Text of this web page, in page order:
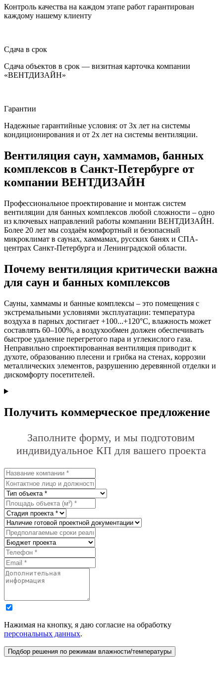
Контроль качества на каждом этапе работ гарантирован
каждому нашему клиенту
Сдача в срок
Сдача объектов в срок — визитная карточка компании
«ВЕНТДИЗАЙН»
Гарантии
Надежные гарантийные условия: от 3х лет на системы
кондиционирования и от 2х лет на системы вентиляции.
Вентиляция саун, хаммамов, банных
комплексов в Санкт-Петербурге от
компании ВЕНТДИЗАЙН
Профессиональное проектирование и монтаж систем
вентиляции для банных комплексов любой сложности – одно
из ключевых направлений работы компании ВЕНТДИЗАЙН.
Более 20 лет мы создаём комфортный и безопасный
микроклимат в саунах, хаммамах, русских банях и СПА-
центрах Санкт-Петербурга и Ленинградской области.
Почему вентиляция критически важна
для саун и банных комплексов
Сауны, хаммамы и банные комплексы – это помещения с
экстремальными условиями эксплуатации: температура
воздуха в парных достигает +100...+120°C, влажность может
составлять 60–100%, а воздухообмен должен обеспечивать
быстрое удаление перегретого пара и углекислого газа.
Неправильно спроектированная вентиляция приводит к
духоте, образованию плесени и грибка на стенах, коррозии
металлических элементов, разрушению деревянной отделки и
дискомфорту посетителей.
Получить коммерческое предложение
Заполните форму, и мы подготовим
индивидуальное КП для вашего проекта
Нажимая на кнопку, я даю согласие на обработку
персональных данных.